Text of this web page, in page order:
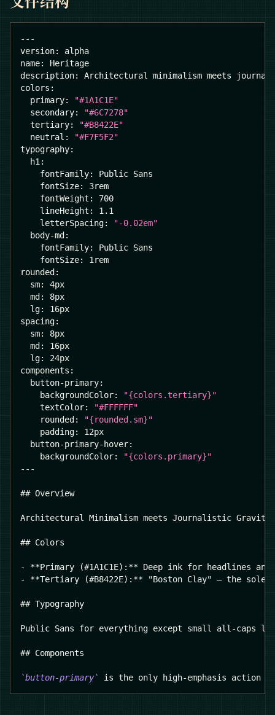
---
version:
alpha
name:
Heritage
description:
Architectural minimalism meets
colors :
primary:
"#1A1C1E"
secondary:
"#6C7278"
tertiary:
"#B8422E"
neutral :
"#F7F5F2"
typography:
h1 :
fontFamily:
Public Sans
fontSize:
3rem
fontWeight :
700
lineHeight :
1.1
letterSpacing:
"-0.02em"
body-md :
fontFamily:
Public Sans
fontSize:
1rem
rounded :
sm:
4px
md :
8px
lg:
16px
spacing:
sm:
8px
md :
16px
lg:
24px
components :
button-primary:
backgroundColor:
"{colors.tertiary}"
textColor:
"#FFFFFF"
rounded :
"{rounded.sm}"
padding:
12px
button-primary-hover:
backgroundColor:
"{colors.primary}"
---
## Overview
Architectural Minimalism meets Journalistic
## Colors
- **Primary (#1A1C1E): ** Deep ink for headlines
-
**Tertiary (#B8422E): ** "Boston Clay" — the
## Typography
Public Sans for everything except small all-caps
## Components
`button-primary` is the only high-emphasis action